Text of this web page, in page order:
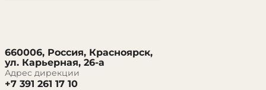
660006, Россия, Красноярск,
ул. Карьерная, 26-а
Адрес дирекции
+7 391 261 17 10